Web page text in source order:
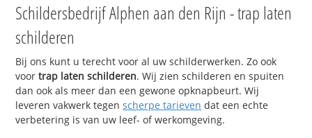
Schildersbedrijf Alphen aan den Rijn - trap laten
schilderen
Bij ons kunt u terecht voor al uw schilderwerken. Zo ook
voortrap laten schilderen. Wij zien schilderen en spuiten
dan ook als meer dan een gewone opknapbeurt. Wij
leveren vakwerk tegenscherpe tarieven dat een echte
verbetering is van uw leef- of werkomgeving.